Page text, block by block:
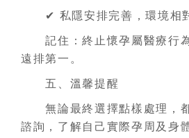
✔ 私隱安排完善，環境相
記住：終止懷孕屬醫療行為
遠排第一。
五、溫馨提醒
無論最終選擇點樣處理，都
諮詢，了解自己實際孕周及身